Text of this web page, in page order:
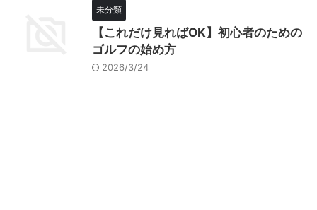
未分類
【これだけ見ればOK】初心者のための
ゴルフの始め方
2026/3/24